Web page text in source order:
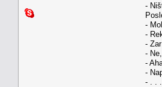
-
-
-
-
-
-
-
- . .